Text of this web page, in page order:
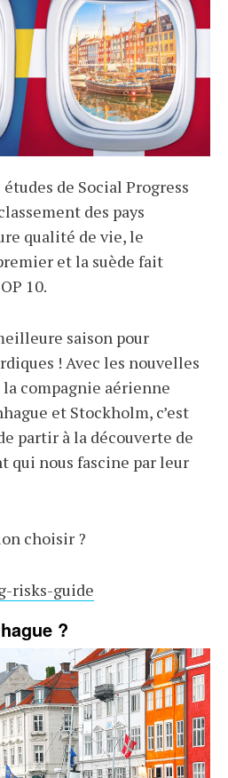
de Social Progress
des pays
qualité de vie, le
et la suède fait
10.
saison pour
! Avec les nouvelles
compagnie aérienne
et Stockholm, c’est
partir à la découverte de
qui nous fascine par leur
choisir ?
risks-guide
?